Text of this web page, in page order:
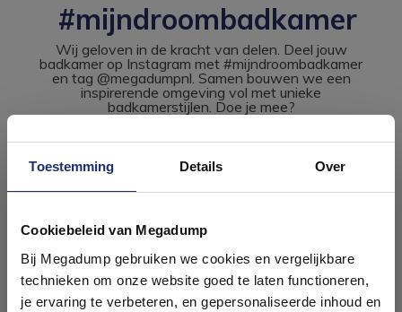
Toestemming Details Over
Cookiebeleid van Megadump
Bij Megadump gebruiken we cookies en vergelijkbare
technieken om onze website goed te laten functioneren,
je ervaring te verbeteren, en gepersonaliseerde inhoud en
#mijndroombadkamer
Wij geloven in de kracht van delen. Deel jouw
badkamer op Instagram met #mijndroombadkamer
en tag @megadumpnl. Samen bouwen we een
inspirerende omgeving vol met unieke
badkamerstijlen. Doe je mee?
badkamers in onze 1000 m²
showroom
Laat je inspireren door 21 volledig ingerichte